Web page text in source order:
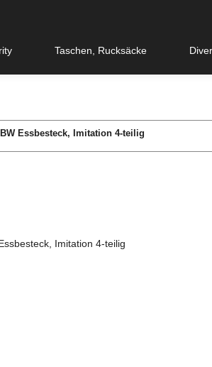
Taschen, Rucksäcke
BW Essbesteck, Imitation 4-teilig